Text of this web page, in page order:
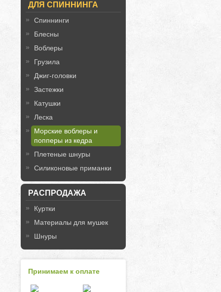
ДЛЯ СПИННИНГА
Спиннинги
Блесны
Воблеры
Грузила
Джиг-головки
Застежки
Катушки
Леска
Морские воблеры и
попперы из кедра
Плетеные шнуры
Силиконовые приманки
РАСПРОДАЖА
Куртки
Материалы для мушек
Шнуры
Принимаем к оплате